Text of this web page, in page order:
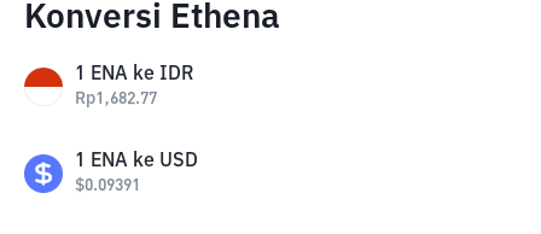
Konversi Ethena
1 ENA ke IDR
Rp1,682.77
1 ENA ke USD
$0.09391